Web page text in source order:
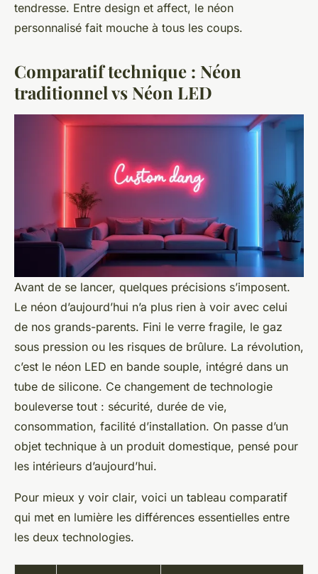
tendresse. Entre design et affect, le néon
personnalisé fait mouche à tous les coups.
Comparatif technique : Néon
traditionnel vs Néon LED
Avant de se lancer, quelques précisions s’imposent.
Le néon d’aujourd’hui n’a plus rien à voir avec celui
de nos grands-parents. Fini le verre fragile, le gaz
sous pression ou les risques de brûlure. La révolution,
c’est le néon LED en bande souple, intégré dans un
tube de silicone. Ce changement de technologie
bouleverse tout : sécurité, durée de vie,
consommation, facilité d’installation. On passe d’un
objet technique à un produit domestique, pensé pour
les intérieurs d’aujourd’hui.
Pour mieux y voir clair, voici un tableau comparatif
qui met en lumière les différences essentielles entre
les deux technologies.